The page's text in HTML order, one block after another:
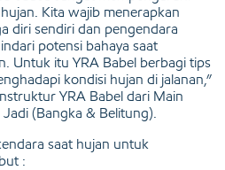
Kita wajib menerapkan
diri sendiri dan pengendara
potensi bahaya saat
Untuk itu YRA Babel berbagi tips
kondisi hujan di jalanan,”
YRA Babel dari Main
(Bangka & Belitung).
saat hujan untuk
: